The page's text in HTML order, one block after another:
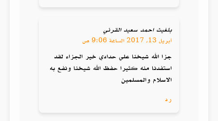
بلغيث احمد سعيد القرني
أبريل 13, 2017 الساعة 9:06 ص
جزا الله شيخنا علي حدادي خير الجزاء لقد
استفدنا منه كثيرا حفظ الله شيخنا ونفع به
الاسلام والمسلمين
رد